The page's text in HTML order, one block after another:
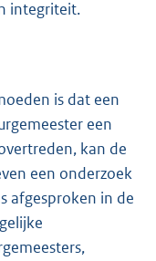
integriteit.
is dat een
een
kan de
een onderzoek
afgesproken in de